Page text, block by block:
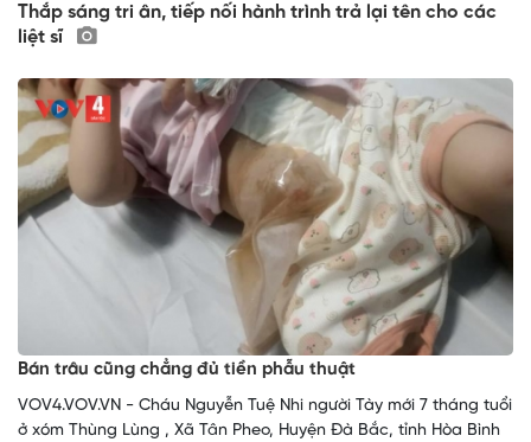
Thắp sáng tri ân, tiếp nối hành trình trả lại tên cho các
liệt sĩ
Bán trâu cũng chẳng đủ tiền phẫu thuật
VOV4.VOV.VN - Cháu Nguyễn Tuệ Nhi người Tày mới 7 tháng tuổi
ở xóm Thùng Lùng , Xã Tân Pheo, Huyện Đà Bắc, tỉnh Hòa Bình